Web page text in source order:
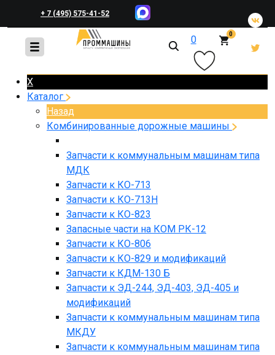
+ 7 (495) 575-41-52
+ 7 (495) 648-45-83 0 0
X
Каталог
Назад
Комбинированные дорожные машины
Запчасти к коммунальным машинам типа
МДК
Запчасти к КО-713
Запчасти к КО-713Н
Запчасти к КО-823
Запасные части на КОМ РК-12
Запчасти к КО-806
Запчасти к КО-829 и модификаций
Запчасти к КДМ-130 Б
Запчасти к ЭД-244, ЭД-403, ЭД-405 и
модификаций
Запчасти к коммунальным машинам типа
МКДУ
Запчасти к коммунальным машинам типа